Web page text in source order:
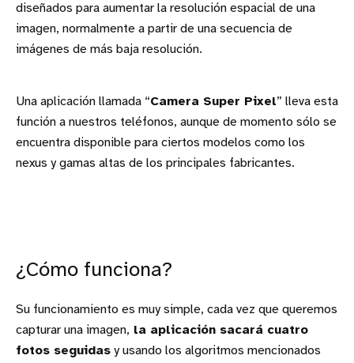
diseñados para aumentar la resolución espacial de una
imagen, normalmente a partir de una secuencia de
imágenes de más baja resolución.
Una aplicación llamada “Camera Super Pixel” lleva esta
función a nuestros teléfonos, aunque de momento sólo se
encuentra disponible para ciertos modelos como los
nexus y gamas altas de los principales fabricantes.
¿Cómo funciona?
Su funcionamiento es muy simple, cada vez que queremos
capturar una imagen, la aplicación sacará cuatro
fotos seguidas y usando los algoritmos mencionados